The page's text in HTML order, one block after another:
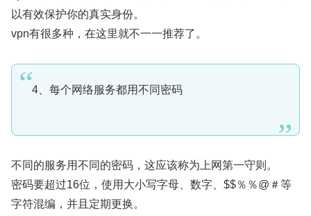
以有效保护你的真实身份。
vpn有很多种，在这里就不一一推荐了。
4、每个网络服务都用不同密码
不同的服务用不同的密码，这应该称为上网第一守则。
密码要超过16位，使用大小写字母、数字、$$％％@＃等
字符混编，并且定期更换。